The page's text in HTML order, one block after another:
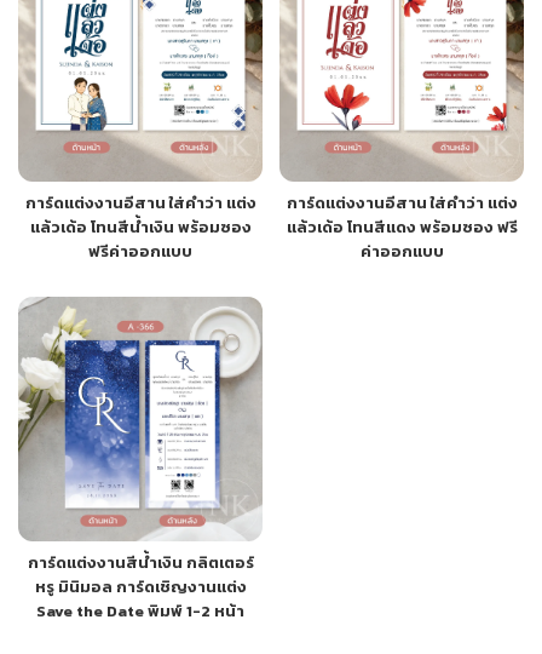
การ์ดแต่งงานอีสาน ใส่คำว่า แต่ง
แล้วเด้อ โทนสีน้ำเงิน พร้อมซอง
ฟรีค่าออกแบบ
การ์ดแต่งงานอีสาน ใส่คำว่า แต่ง
แล้วเด้อ โทนสีแดง พร้อมซอง ฟรี
ค่าออกแบบ
การ์ดแต่งงานสีน้ำเงิน กลิตเตอร์
หรู มินิมอล การ์ดเชิญงานแต่ง
Save the Date พิมพ์ 1-2 หน้า